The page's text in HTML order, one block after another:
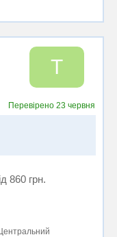
T
Перевірено23 червня
860 грн.